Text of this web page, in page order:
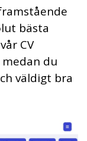
bästa
CV
du
väldigt bra